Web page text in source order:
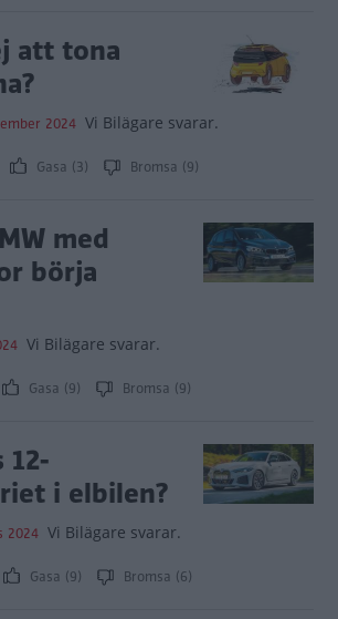
att tona
2024 Vi Bilägare svarar.
Gasa (3) Bromsa (9)
med
börja
Vi Bilägare svarar.
Gasa (9) Bromsa (9)
12-
i elbilen?
2024 Vi Bilägare svarar.
Gasa (9) Bromsa (6)